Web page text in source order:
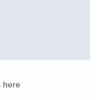
here